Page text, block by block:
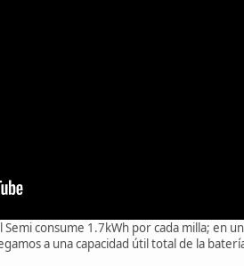
consume 1.7kWh por cada milla; en
a una capacidad útil total de la